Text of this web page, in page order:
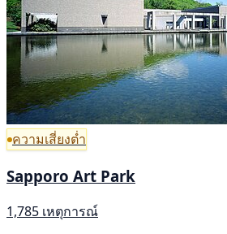
ความเสี่ยงต่ำ
Sapporo Art Park
1,785 เหตุการณ์